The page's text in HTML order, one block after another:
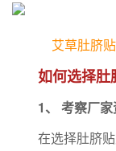
艾草肚脐
如何选择
1、 考察厂
在选择肚脐贴